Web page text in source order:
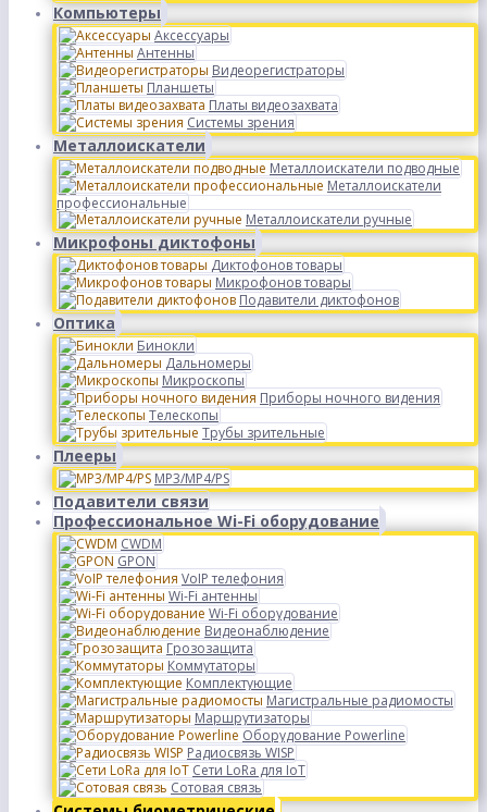
Компьютеры
Аксессуары
Антенны
Видеорегистраторы
Планшеты
Платы видеозахвата
Системы зрения
Металлоискатели
Металлоискатели подводные
Металлоискатели
профессиональные
Металлоискатели ручные
Микрофоны диктофоны
Диктофонов товары
Микрофонов товары
Подавители диктофонов
Оптика
Бинокли
Дальномеры
Микроскопы
Приборы ночного видения
Телескопы
Трубы зрительные
Плееры
MP3/MP4/PS
Подавители связи
Профессиональное Wi-Fi оборудование
CWDM
GPON
VoIP телефония
Wi-Fi антенны
Wi-Fi оборудование
Видеонаблюдение
Грозозащита
Коммутаторы
Комплектующие
Магистральные радиомосты
Маршрутизаторы
Оборудование Powerline
Радиосвязь WISP
Сети LoRa для IoT
Сотовая связь